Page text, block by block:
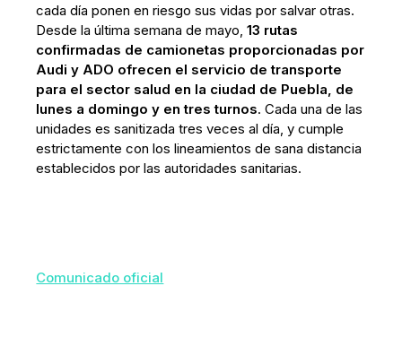
cada día ponen en riesgo sus vidas por salvar otras.
Desde la última semana de mayo,13 rutas
confirmadas de camionetas proporcionadas por
Audi y ADO ofrecen el servicio de transporte
para el sector salud en la ciudad de Puebla, de
lunes a domingo y en tres turnos. Cada una de las
unidades es sanitizada tres veces al día, y cumple
estrictamente con los lineamientos de sana distancia
establecidos por las autoridades sanitarias.
Comunicado oficial